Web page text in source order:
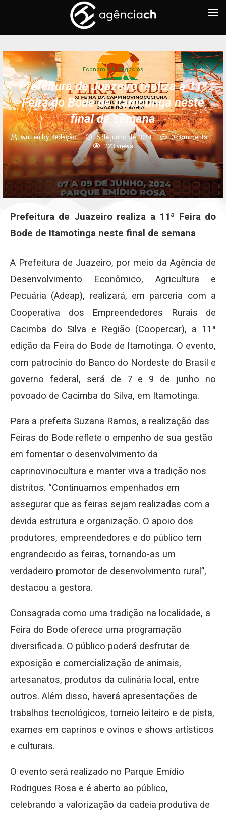
Economia & Negócios
Prefeitura de Juazeiro realiza a 11ª
Feira do Bode de Itamotinga neste
final de semana
written byRedação 5 de junho de 2024
0 comments
223views
Prefeitura de Juazeiro realiza a 11ª Feira do
Bode de Itamotinga neste final de semana
A Prefeitura de Juazeiro, por meio da Agência de
Desenvolvimento Econômico, Agricultura e
Pecuária (Adeap), realizará, em parceria com a
Cooperativa dos Empreendedores Rurais de
Cacimba do Silva e Região (Coopercar), a 11ª
edição da Feira do Bode de Itamotinga. O evento,
com patrocínio do Banco do Nordeste do Brasil e
governo federal, será de 7 e 9 de junho no
povoado de Cacimba do Silva, em Itamotinga.
Para a prefeita Suzana Ramos, a realização das
Feiras do Bode reflete o empenho de sua gestão
em fomentar o desenvolvimento da
caprinovinocultura e manter viva a tradição nos
distritos. “Continuamos empenhados em
assegurar que as feiras sejam realizadas com a
devida estrutura e organização. O apoio dos
produtores, empreendedores e do público tem
engrandecido as feiras, tornando-as um
verdadeiro promotor de desenvolvimento rural”,
destacou a gestora.
Consagrada como uma tradição na localidade, a
Feira do Bode oferece uma programação
diversificada. O público poderá desfrutar de
exposição e comercialização de animais,
artesanatos, produtos da culinária local, entre
outros. Além disso, haverá apresentações de
trabalhos tecnológicos, torneio leiteiro e de pista,
exames em caprinos e ovinos e shows artísticos
e culturais.
O evento será realizado no Parque Emídio
Rodrigues Rosa e é aberto ao público,
celebrando a valorização da cadeia produtiva de